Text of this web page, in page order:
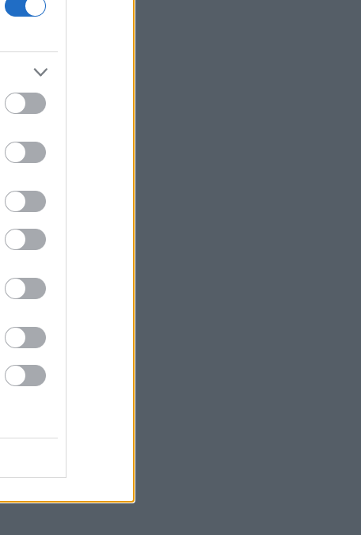
Χαρδαλιάς: Δεν θα επιτρέψουμε
επίπεδο προειδοποίησης για καύσωνα
πετρελαίου της περιφέρειας
Κρασνοντάρ ύστερα από ουκρανική
Κορυφώνεται η έξοδος του Αυγούστου
πρωτοφανείς ακραίες συνθήκες
η υγεία του Μοτζταμπά Χαμενεΐ -
Σύντομα μπορεί να είναι νεκρός
46χρονης για την ταυτοποίηση - «Η
ίδια εξέταση είχε γίνει και το 2022»